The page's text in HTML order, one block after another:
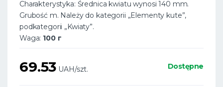
Charakterystyka: Średnica kwiatu wynosi 140 mm.
Grubość m. Należy do kategorii „Elementy kute”,
podkategorii „Kwiaty”.
Waga: 100 г
69.53 UAH/szt. Dostępne